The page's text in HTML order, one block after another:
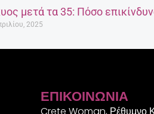
μετά τα 35: Πόσο
2025
ΕΠΙΚΟΙΝΩΝΊΑ